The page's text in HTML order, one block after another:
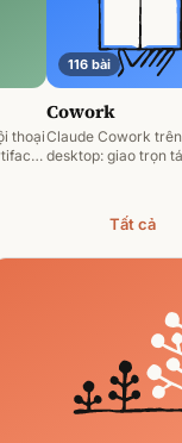
thoại
116 bài
Cowork
Claude Cowork trên
desktop: giao trọn
Tất cả